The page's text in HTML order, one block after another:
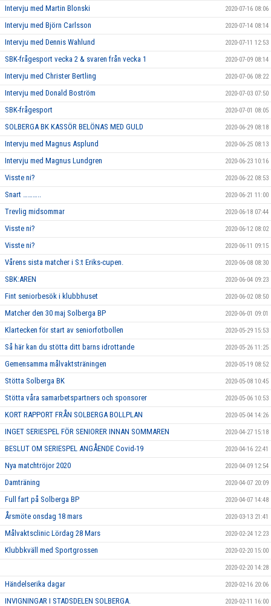
Intervju med Martin Blonski 2020-07-16 08:06
Intervju med Björn Carlsson 2020-07-14 08:14
Intervju med Dennis Wahlund 2020-07-11 12:53
SBK-frågesport vecka 2 & svaren från vecka 1 2020-07-09 08:14
Intervju med Christer Bertling 2020-07-06 08:22
Intervju med Donald Boström 2020-07-03 07:50
SBK-frågesport 2020-07-01 08:05
SOLBERGA BK KASSÖR BELÖNAS MED GULD 2020-06-29 08:18
Intervju med Magnus Asplund 2020-06-25 08:13
Intervju med Magnus Lundgren 2020-06-23 10:16
Visste ni? 2020-06-22 08:53
Snart ……….. 2020-06-21 11:00
Trevlig midsommar 2020-06-18 07:44
Visste ni? 2020-06-12 08:02
Visste ni? 2020-06-11 09:15
Vårens sista matcher i S:t Eriks-cupen. 2020-06-08 08:30
SBK:AREN 2020-06-04 09:23
Fint seniorbesök i klubbhuset 2020-06-02 08:50
Matcher den 30 maj Solberga BP 2020-06-01 09:01
Klartecken för start av seniorfotbollen 2020-05-29 15:53
Så här kan du stötta ditt barns idrottande 2020-05-26 11:25
Gemensamma målvaktsträningen 2020-05-19 08:52
Stötta Solberga BK 2020-05-08 10:45
Stötta våra samarbetspartners och sponsorer 2020-05-06 10:53
KORT RAPPORT FRÅN SOLBERGA BOLLPLAN 2020-05-04 14:26
INGET SERIESPEL FÖR SENIORER INNAN SOMMAREN 2020-04-27 15:18
BESLUT OM SERIESPEL ANGÅENDE Covid-19 2020-04-16 22:41
Nya matchtröjor 2020 2020-04-09 12:54
Damträning 2020-04-07 20:09
Full fart på Solberga BP 2020-04-07 14:48
Årsmöte onsdag 18 mars 2020-03-13 21:41
Målvaktsclinic Lördag 28 Mars 2020-02-24 12:23
Klubbkväll med Sportgrossen 2020-02-20 15:00
2020-02-20 14:28
Händelserika dagar 2020-02-16 20:06
INVIGNINGAR I STADSDELEN SOLBERGA. 2020-02-11 16:00